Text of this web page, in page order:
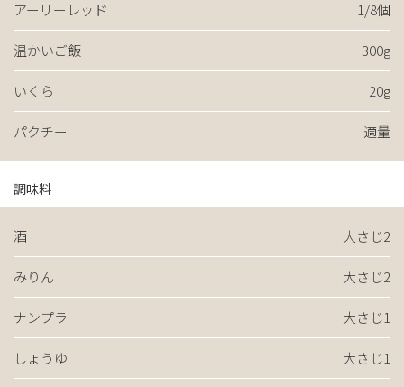
アーリーレッド 1/8個
温かいご飯 300g
いくら 20g
パクチー 適量
調味料
酒 大さじ2
みりん 大さじ2
ナンプラー 大さじ1
しょうゆ 大さじ1